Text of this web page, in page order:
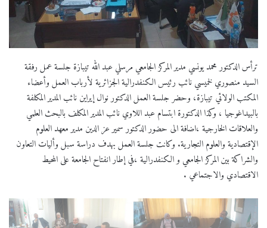
ترأس الدكتور محمد يونسي مدير المركز الجامعي مرسلي عبد الله تيبازة جلسة عمل رفقة
السيد منصوري لخميسي نائب رئيس الكنفدرالية الجزائرية لأرباب العمل وأعضاء
المكتب الولائي تيبازة، وحضر جلسة العمل الدكتور نوال إيراين نائب المدير المكلفة
بالبيداغوجيا ، وكذا الدكتورة ابتسام عبد اللاوي نائب المدير المكلف بالبحث العلمي
والعلاقات الخارجية ،اضافة الى حضور الدكتور سمير عز الدين مدير معهد العلوم
الإقتصادية والعلوم التجارية. وكانت جلسة العمل بهدف دراسة سبل وأليات التعاون
والشراكة بين المركز الجامعي و الكنفدرالية ،في إطار انفتاح الجامعة على المحيط
الاقتصادي والاجتماعي .